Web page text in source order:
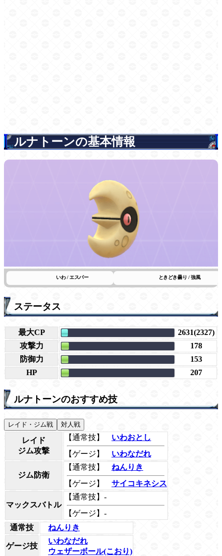
ルナトーンの基本情報
いわ / エスパー ときどき曇り / 強風
ステータス
最大CP
2631(2327)
攻撃力
178
防御力
153
HP
207
ルナトーンのおすすめ技
レイド・ジム戦 対人戦
レイド
ジム攻撃
【通常技】
いわおとし
【ゲージ】
いわなだれ
ジム防衛
【通常技】
ねんりき
【ゲージ】
サイコキネシス
マックスバトル
【通常技】-
【ゲージ】-
通常技
ねんりき
ゲージ技
いわなだれ
ウェザーボール(こおり)